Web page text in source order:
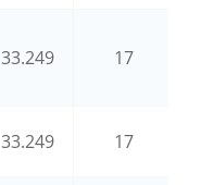
33.249 17
33.249 17